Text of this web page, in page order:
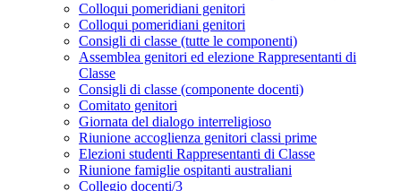
Colloqui pomeridiani genitori
Colloqui pomeridiani genitori
Consigli di classe (tutte le componenti)
Assemblea genitori ed elezione Rappresentanti di
Classe
Consigli di classe (componente docenti)
Comitato genitori
Giornata del dialogo interreligioso
Riunione accoglienza genitori classi prime
Elezioni studenti Rappresentanti di Classe
Riunione famiglie ospitanti australiani
Collegio docenti/3